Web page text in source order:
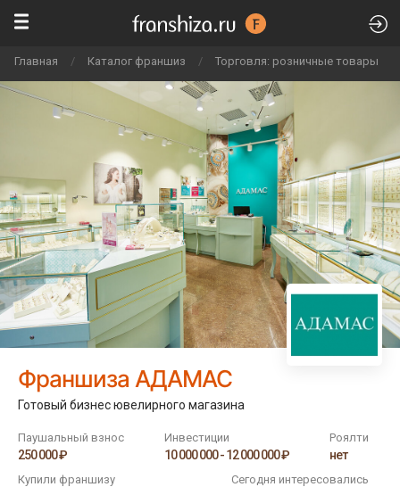
Главная / Каталог франшиз / Торговля: розничные товары
Франшиза АДАМАС
Готовый бизнес ювелирного магазина
Паушальный взнос
250 000 ₽
Инвестиции
10 000 000 - 12 000 000 ₽
Роялти
нет
Купили франшизу Сегодня интересовались